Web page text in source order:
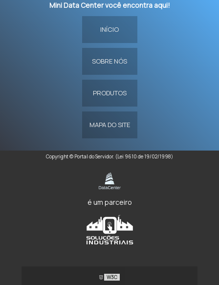
Mini Data Center você encontra aqui!
INÍCIO
SOBRE NÓS
PRODUTOS
MAPA DO SITE
Copyright © Portal do Servidor. (Lei 9610 de 19/02/1998)
é um parceiro
W3C